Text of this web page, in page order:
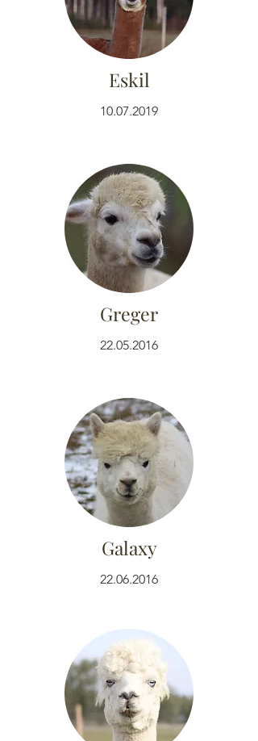
Eskil
10.07.2019
Greger
22.05.2016
Galaxy
22.06.2016